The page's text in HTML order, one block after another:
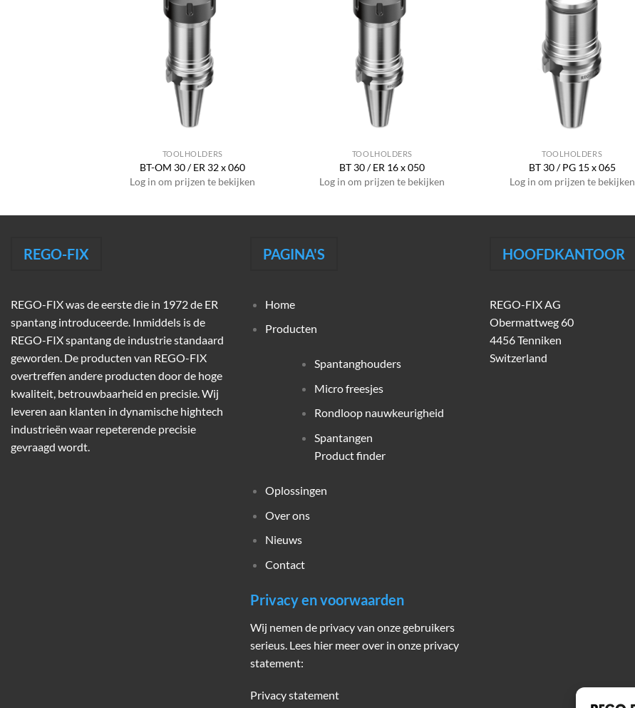
TOOLHOLDERS
BT-OM 30 / ER 32 x 060
Log in om prijzen te bekijken
TOOLHOLDERS
BT 30 / ER 16 x 050
Log in om prijzen te bekijken
TOOLHOLDERS
BT 30 / PG 15 x 065
Log in om prijzen te bekijken
REGO-FIX
REGO-FIX was de eerste die in 1972 de ER
spantang introduceerde. Inmiddels is de
REGO-FIX spantang de industrie standaard
geworden. De producten van REGO-FIX
overtreffen andere producten door de hoge
kwaliteit, betrouwbaarheid en precisie. Wij
leveren aan klanten in dynamische hightech
industrieën waar repeterende precisie
gevraagd wordt.
PAGINA'S
Home
Producten
Spantanghouders
Micro freesjes
Rondloop nauwkeurigheid
Spantangen
Product finder
Oplossingen
Over ons
Nieuws
Contact
Privacy en voorwaarden
Wij nemen de privacy van onze gebruikers
serieus. Lees hier meer over in onze privacy
statement:
Privacy statement
HOOFDKANTOOR
REGO-FIX AG
Obermattweg 60
4456 Tenniken
Switzerland